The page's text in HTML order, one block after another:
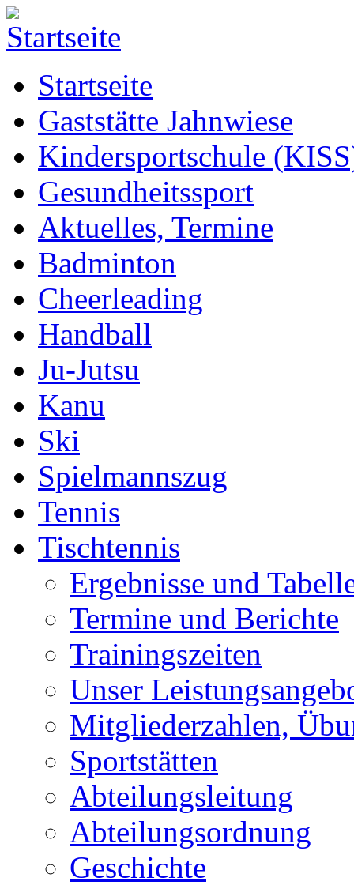
Startseite
Gaststätte Jahnwiese
Kindersportschule
Gesundheitssport
Aktuelles, Termine
Badminton
Cheerleading
Handball
Ju-Jutsu
Kanu
Ski
Spielmannszug
Tennis
Tischtennis
Ergebnisse und
Termine und Berichte
Trainingszeiten
Unser
Mitgliederzahlen,
Sportstätten
Abteilungsleitung
Abteilungsordnung
Geschichte